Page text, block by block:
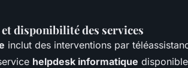
disponibilité des services
inclut des interventions par
helpdesk informatique